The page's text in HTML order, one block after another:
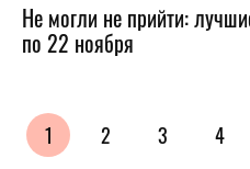
Не могли не прийти:
по 22 ноября
1 2 3 4